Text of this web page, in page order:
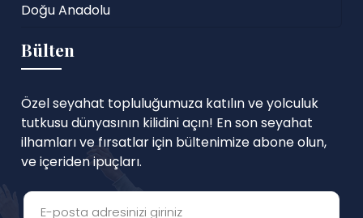
Doğu Anadolu
Bülten
Özel seyahat topluluğumuza katılın ve yolculuk
tutkusu dünyasının kilidini açın! En son seyahat
ilhamları ve fırsatlar için bültenimize abone olun,
ve içeriden ipuçları.